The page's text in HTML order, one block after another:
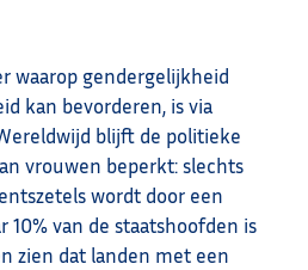
waarop gendergelijkheid
kan bevorderen, is via
blijft de politieke
vrouwen beperkt: slechts
wordt door een
10% van de staatshoofden is
zien dat landen met een